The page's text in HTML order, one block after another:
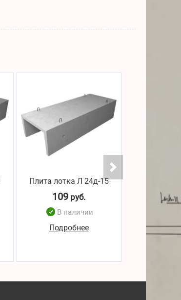
Плита лотка Л 24д-15
109 руб.
В наличии
Подробнее
109